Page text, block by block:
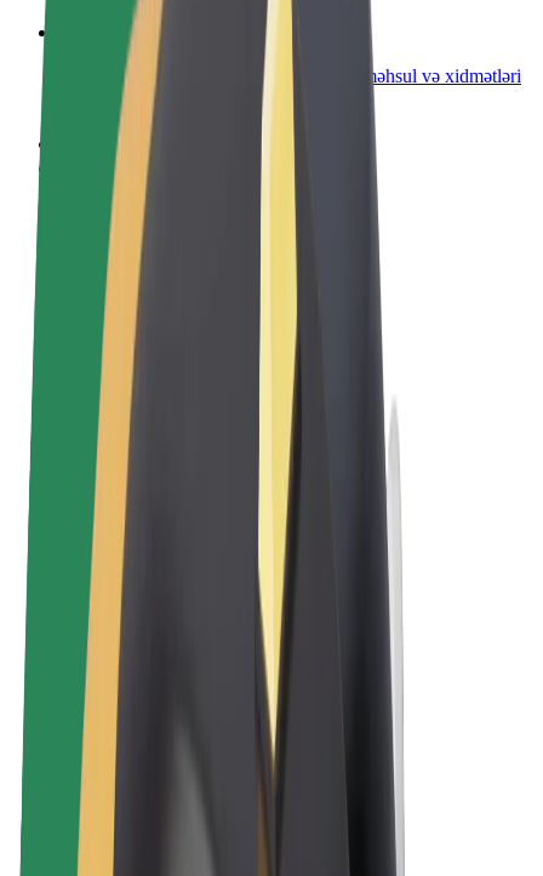
Biznes üçün Bolt
Biznesiniz üçün miqyaslandırılmış Bolt məhsul və xidmətləri
Qaydalar və Şərtlər
Məxfilik
Kukilər
© 2026 Bolt Technology OÜ
Məhsullar
Gedişlər
Skuterlər
Bolt Market
Bolt Food
Bolt Drive
Biznes üçün Bolt
Elektrikli velosipedlər
Bolt Plus
Bolt ilə pul qazanın
Sürücülər